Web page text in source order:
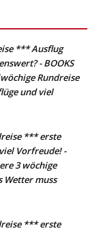
*** Ausflug
- BOOKS
Rundreise
und viel
*** erste
Vorfreude! -
3 wöchige
muss
*** erste